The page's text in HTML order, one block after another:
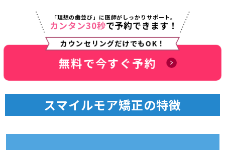
「理想の歯並び」に医師がしっかりサポート。
カンタン30秒で予約できます！
カウンセリングだけでもOK！
無料で今すぐ予約
スマイルモア矯正の特徴